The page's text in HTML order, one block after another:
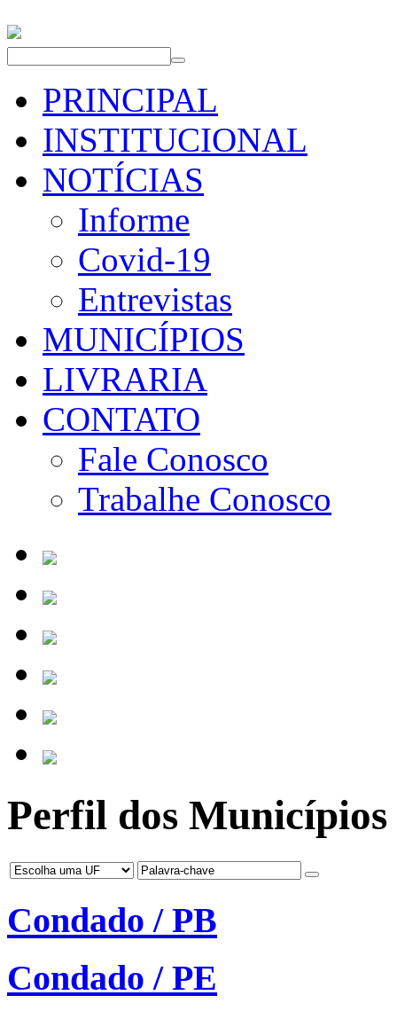
PRINCIPAL
INSTITUCIONAL
NOTÍCIAS
Informe
Covid-19
Entrevistas
MUNICÍPIOS
LIVRARIA
CONTATO
Fale Conosco
Trabalhe Conosco
Perfil dos
Condado / PB
Condado / PE